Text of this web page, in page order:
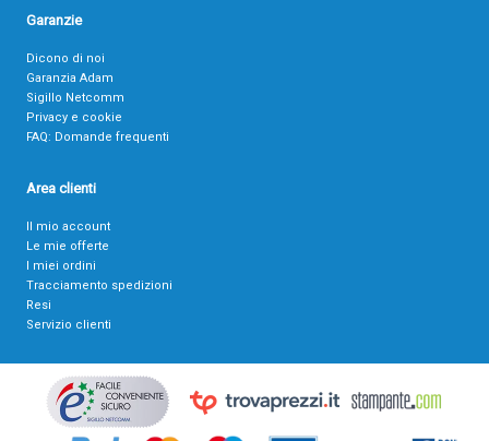
Garanzie
Dicono di noi
Garanzia Adam
Sigillo Netcomm
Privacy e cookie
FAQ: Domande frequenti
Area clienti
Il mio account
Le mie offerte
I miei ordini
Tracciamento spedizioni
Resi
Servizio clienti